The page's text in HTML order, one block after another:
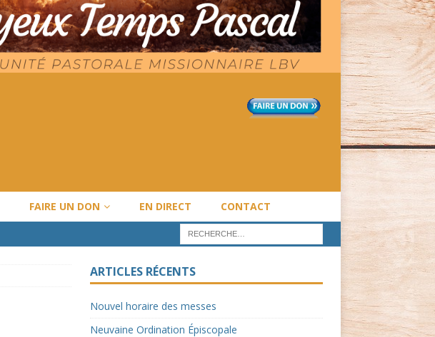
FAIRE UN DON EN DIRECT CONTACT
ARTICLES RÉCENTS
Nouvel horaire des messes
Neuvaine Ordination Épiscopale